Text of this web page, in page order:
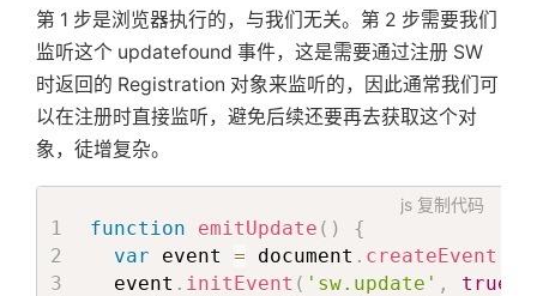
第 1 步是浏览器执行的，与我们无关。第 2 步需要我们
监听这个 updatefound 事件，这是需要通过注册 SW
时返回的 Registration 对象来监听的，因此通常我们可
以在注册时直接监听，避免后续还要再去获取这个对
象，徒增复杂。
js 复制代码
function emitUpdate ( )
{
var event = document . createEvent
  event
. initEvent ( 'sw.update' , true